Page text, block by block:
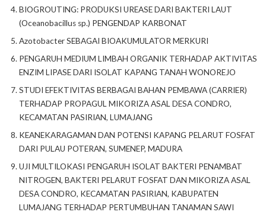
BIOGROUTING: PRODUKSI UREASE DARI BAKTERI LAUT
(Oceanobacillus sp.) PENGENDAP KARBONAT
Azotobacter SEBAGAI BIOAKUMULATOR MERKURI
PENGARUH MEDIUM LIMBAH ORGANIK TERHADAP AKTIVITAS
ENZIM LIPASE DARI ISOLAT KAPANG TANAH WONOREJO
STUDI EFEKTIVITAS BERBAGAI BAHAN PEMBAWA (CARRIER)
TERHADAP PROPAGUL MIKORIZA ASAL DESA CONDRO,
KECAMATAN PASIRIAN, LUMAJANG
KEANEKARAGAMAN DAN POTENSI KAPANG PELARUT FOSFAT
DARI PULAU POTERAN, SUMENEP, MADURA
UJI MULTILOKASI PENGARUH ISOLAT BAKTERI PENAMBAT
NITROGEN, BAKTERI PELARUT FOSFAT DAN MIKORIZA ASAL
DESA CONDRO, KECAMATAN PASIRIAN, KABUPATEN
LUMAJANG TERHADAP PERTUMBUHAN TANAMAN SAWI